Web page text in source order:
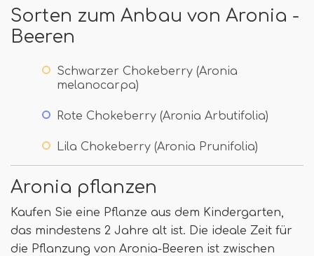
Sorten zum Anbau von Aronia -
Beeren
Schwarzer Chokeberry (Aronia
melanocarpa)
Rote Chokeberry (Aronia Arbutifolia)
Lila Chokeberry (Aronia Prunifolia)
Aronia pflanzen
Kaufen Sie eine Pflanze aus dem Kindergarten,
das mindestens 2 Jahre alt ist. Die ideale Zeit für
die Pflanzung von Aronia-Beeren ist zwischen